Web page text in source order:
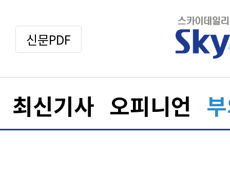
신문PDF
최신기사 오피니언